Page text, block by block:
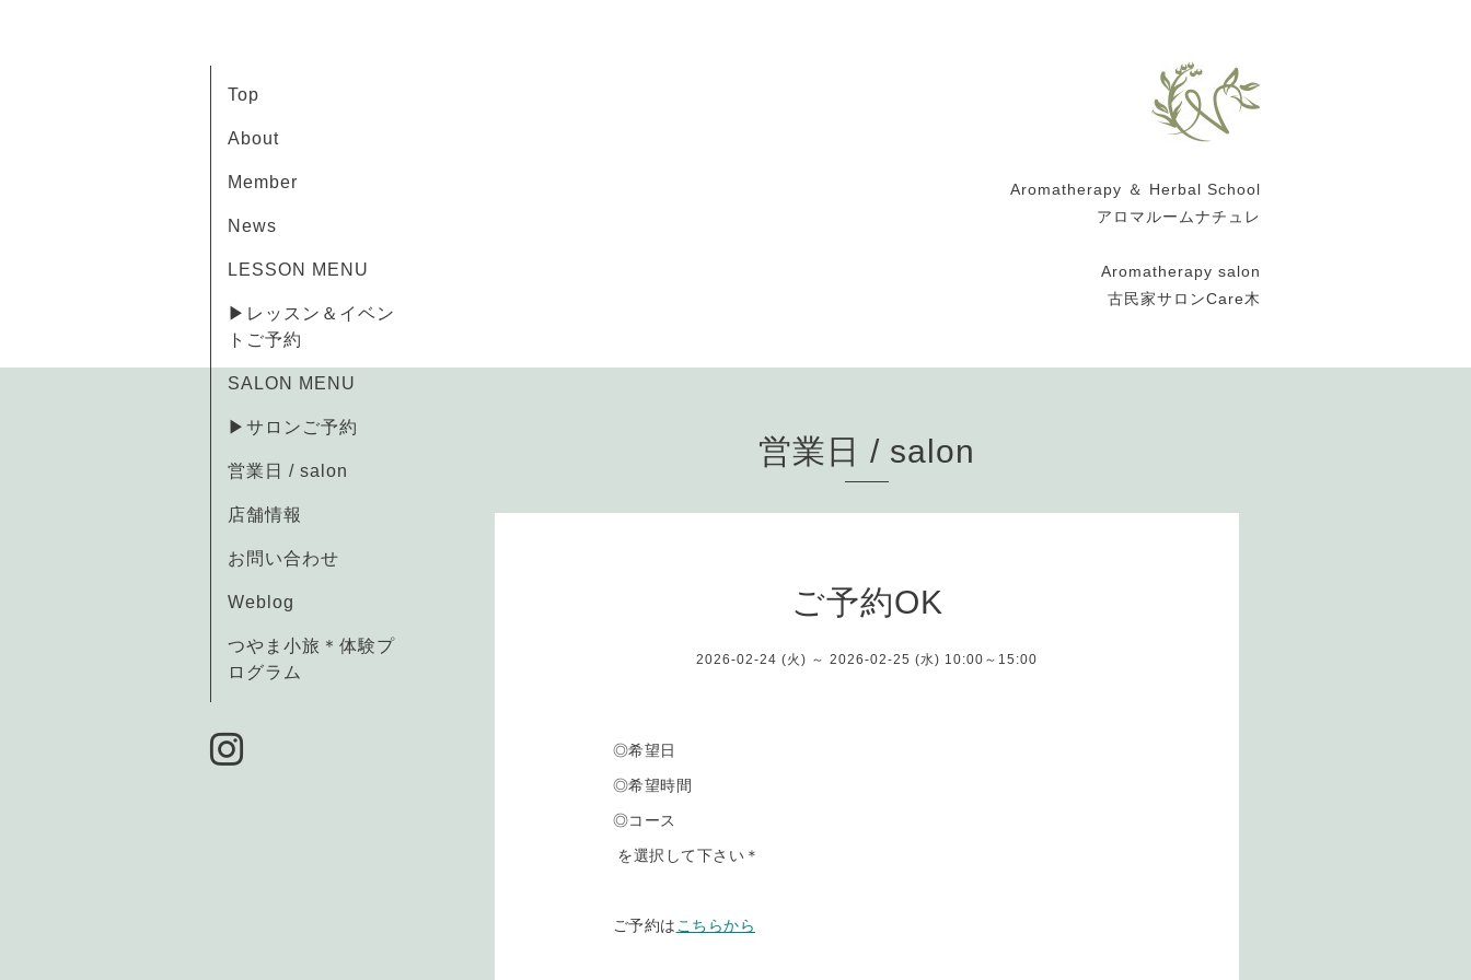
Aromatherapy ＆ Herbal School
アロマルームナチュレ
Aromatherapy salon
古民家サロンCare木
Top
About
Member
News
LESSON MENU
▶レッスン＆イベン
トご予約
SALON MENU
▶サロンご予約
営業日 / salon
店舗情報
お問い合わせ
Weblog
つやま小旅＊体験プ
ログラム
営業日 / salon
ご予約OK
2026-02-24 (火) ～ 2026-02-25 (水) 10:00～15:00
◎希望日
◎希望時間
◎コース
を選択して下さい＊
ご予約は こちらから